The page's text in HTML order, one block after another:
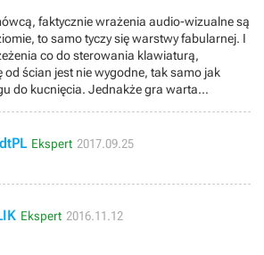
faktycznie wrażenia audio-wizualne są
to samo tyczy się warstwy fabularnej. I
co do sterowania klawiaturą,
od ścian jest nie wygodne, tak samo jak
do kucnięcia. Jednakże gra warta
Ekspert 2017.09.25
Ekspert 2016.11.12